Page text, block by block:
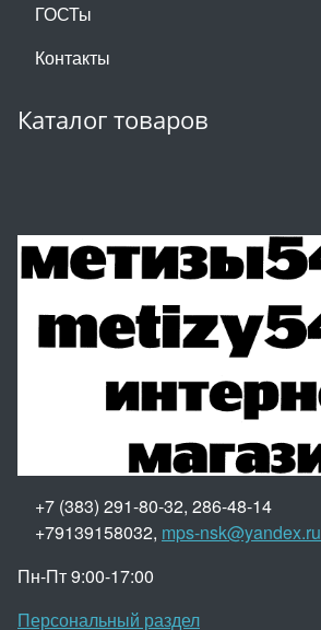
ГОСТы
Контакты
Каталог товаров
+7 (383) 291-80-32, 286-48-14
+79139158032, mps-nsk@yandex.ru
Пн-Пт 9:00-17:00
Персональный раздел